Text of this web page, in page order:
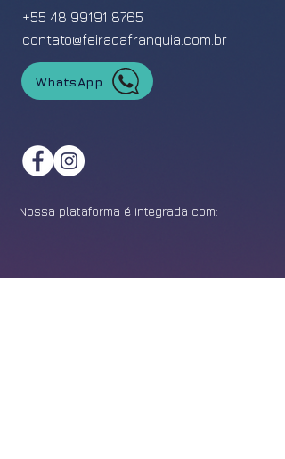
+55 48 99191 8765
contato@feiradafranquia.com.br
WhatsApp
Nossa plataforma é integrada com: